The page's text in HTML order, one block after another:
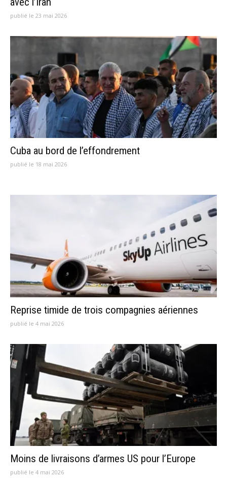
publié le 23 mai 2026
Cuba au bord de l’effondrement
publié le 18 mai 2026
Reprise timide de trois compagnies aériennes
publié le 4 mai 2026
Moins de livraisons d’armes US pour l’Europe
publié le 4 mai 2026